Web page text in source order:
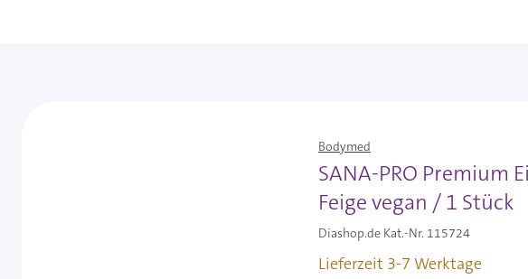
Bodymed
SANA-PRO Premium
Feige vegan / 1 Stück
Diashop.de Kat.-Nr. 115724
Lieferzeit 3-7 Werktage